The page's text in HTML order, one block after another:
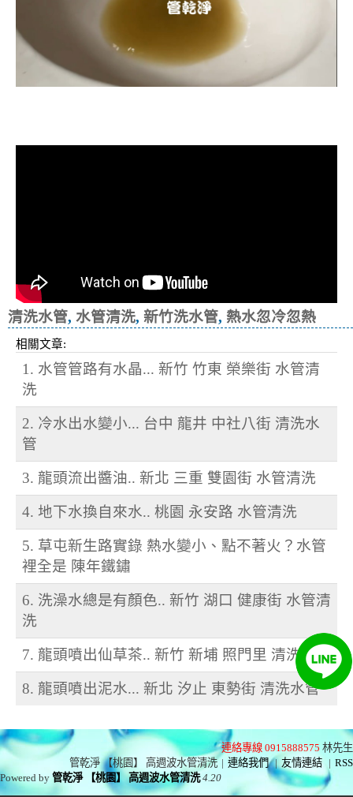
清洗水管, 水管清洗, 新竹洗水管, 熱水忽冷忽熱
相關文章:
1. 水管管路有水晶... 新竹 竹東 榮樂街 水管清
洗
2. 冷水出水變小... 台中 龍井 中社八街 清洗水
管
3. 龍頭流出醬油.. 新北 三重 雙園街 水管清洗
4. 地下水換自來水.. 桃園 永安路 水管清洗
5. 草屯新生路實錄 熱水變小、點不著火？水管
裡全是 陳年鐵鏽
6. 洗澡水總是有顏色.. 新竹 湖口 健康街 水管清
洗
7. 龍頭噴出仙草茶.. 新竹 新埔 照門里 清洗水管
8. 龍頭噴出泥水... 新北 汐止 東勢街 清洗水管
連絡專線 0915888575 林先生
管乾淨 【桃園】 高週波水管清洗 | 連絡我們 | 友情連結 | RSS
Powered by管乾淨 【桃園】 高週波水管清洗 4.20